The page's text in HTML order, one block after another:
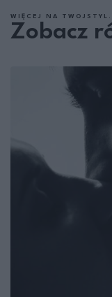
WIĘCEJ NA
Zobacz